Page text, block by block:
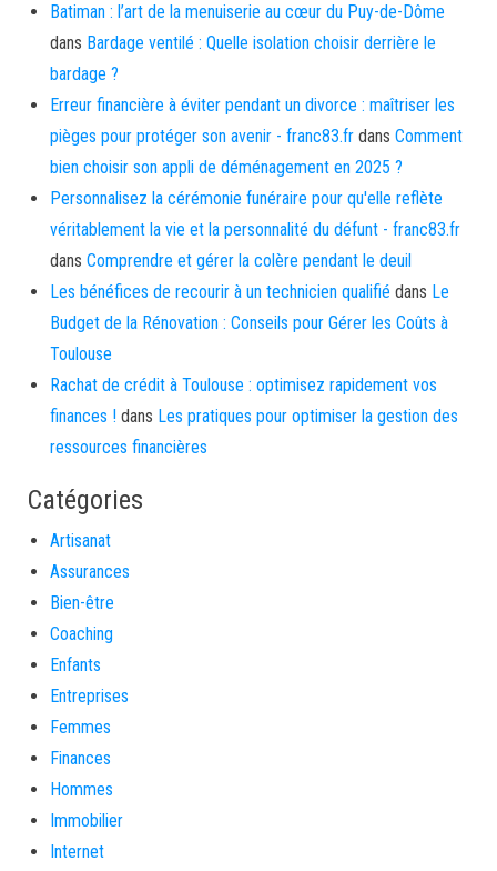
Batiman : l’art de la menuiserie au cœur du Puy-de-Dôme
dans Bardage ventilé : Quelle isolation choisir derrière le
bardage ?
Erreur financière à éviter pendant un divorce : maîtriser les
pièges pour protéger son avenir - franc83.fr dans Comment
bien choisir son appli de déménagement en 2025 ?
Personnalisez la cérémonie funéraire pour qu'elle reflète
véritablement la vie et la personnalité du défunt - franc83.fr
dans Comprendre et gérer la colère pendant le deuil
Les bénéfices de recourir à un technicien qualifié dans Le
Budget de la Rénovation : Conseils pour Gérer les Coûts à
Toulouse
Rachat de crédit à Toulouse : optimisez rapidement vos
finances ! dans Les pratiques pour optimiser la gestion des
ressources financières
Catégories
Artisanat
Assurances
Bien-être
Coaching
Enfants
Entreprises
Femmes
Finances
Hommes
Immobilier
Internet